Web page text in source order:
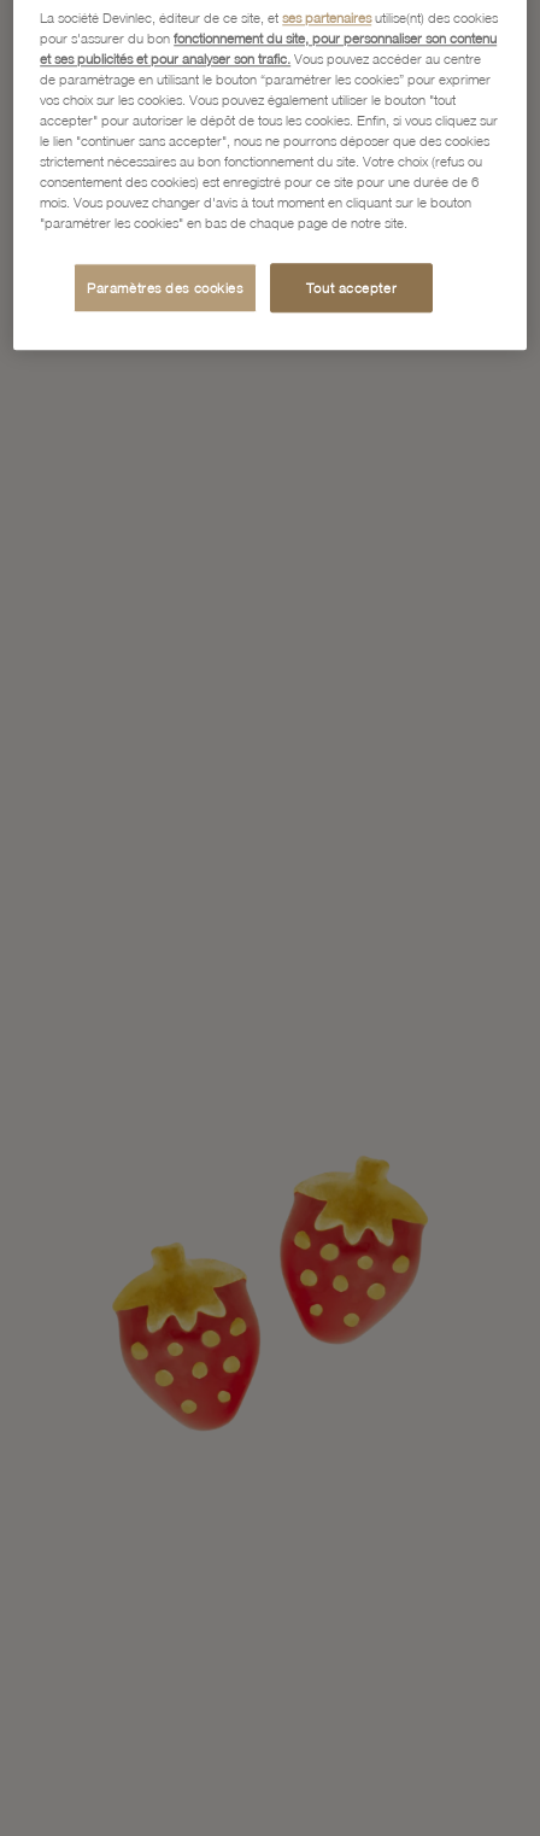
La société Devinlec, éditeur de ce site, etses partenairesutilise(nt) des cookies
pour s'assurer du bonfonctionnement du site, pour personnaliser son contenu
et ses publicités et pour analyser son trafic. Vous pouvez accéder au centre
de paramétrage en utilisant le bouton “paramétrer les cookies” pour exprimer
vos choix sur les cookies. Vous pouvez également utiliser le bouton "tout
accepter" pour autoriser le dépôt de tous les cookies. Enfin, si vous cliquez sur
le lien "continuer sans accepter", nous ne pourrons déposer que des cookies
strictement nécessaires au bon fonctionnement du site. Votre choix (refus ou
consentement des cookies) est enregistré pour ce site pour une durée de 6
mois. Vous pouvez changer d'avis à tout moment en cliquant sur le bouton
"paramétrer les cookies" en bas de chaque page de notre site.
Paramètres des cookies Tout accepter